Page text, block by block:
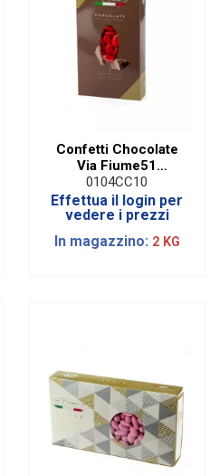
Confetti Chocolate
Via Fiume51
Cioccolato Rosso|1
Kg
0104CC10
Effettua il login per
vedere i prezzi
In magazzino: 2 KG